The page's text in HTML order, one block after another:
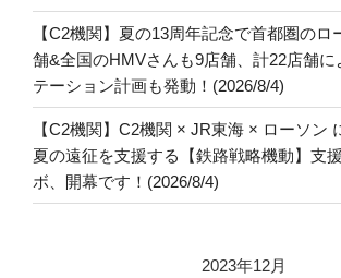
【C2機関】夏の13周年記念で首都圏のロ
舗&全国のHMVさんも9店舗、計22店舗に
テーション計画も発動！(2026/8/4)
【C2機関】C2機関 × JR東海 × ローソン
夏の遠征を支援する【鉄路戦略機動】支
ボ、開幕です！(2026/8/4)
2023年12月